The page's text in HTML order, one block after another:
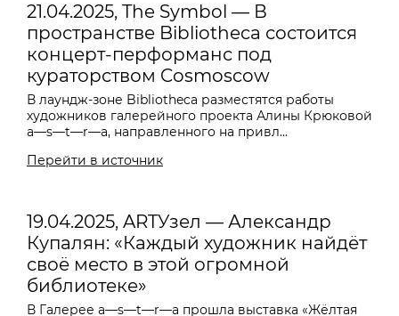
21.04.2025, The Symbol — В
пространстве Bibliotheca состоится
концерт-перформанс под
кураторством Cosmoscow
В лаундж-зоне Bibliotheca разместятся работы
художников галерейного проекта Алины Крюковой
a—s—t—r—a, направленного на привл...
Перейти в источник
19.04.2025, ARTУзел — Александр
Купалян: «Каждый художник найдёт
своё место в этой огромной
библиотеке»
В Галерее a—s—t—r—a прошла выставка «Жёлтая